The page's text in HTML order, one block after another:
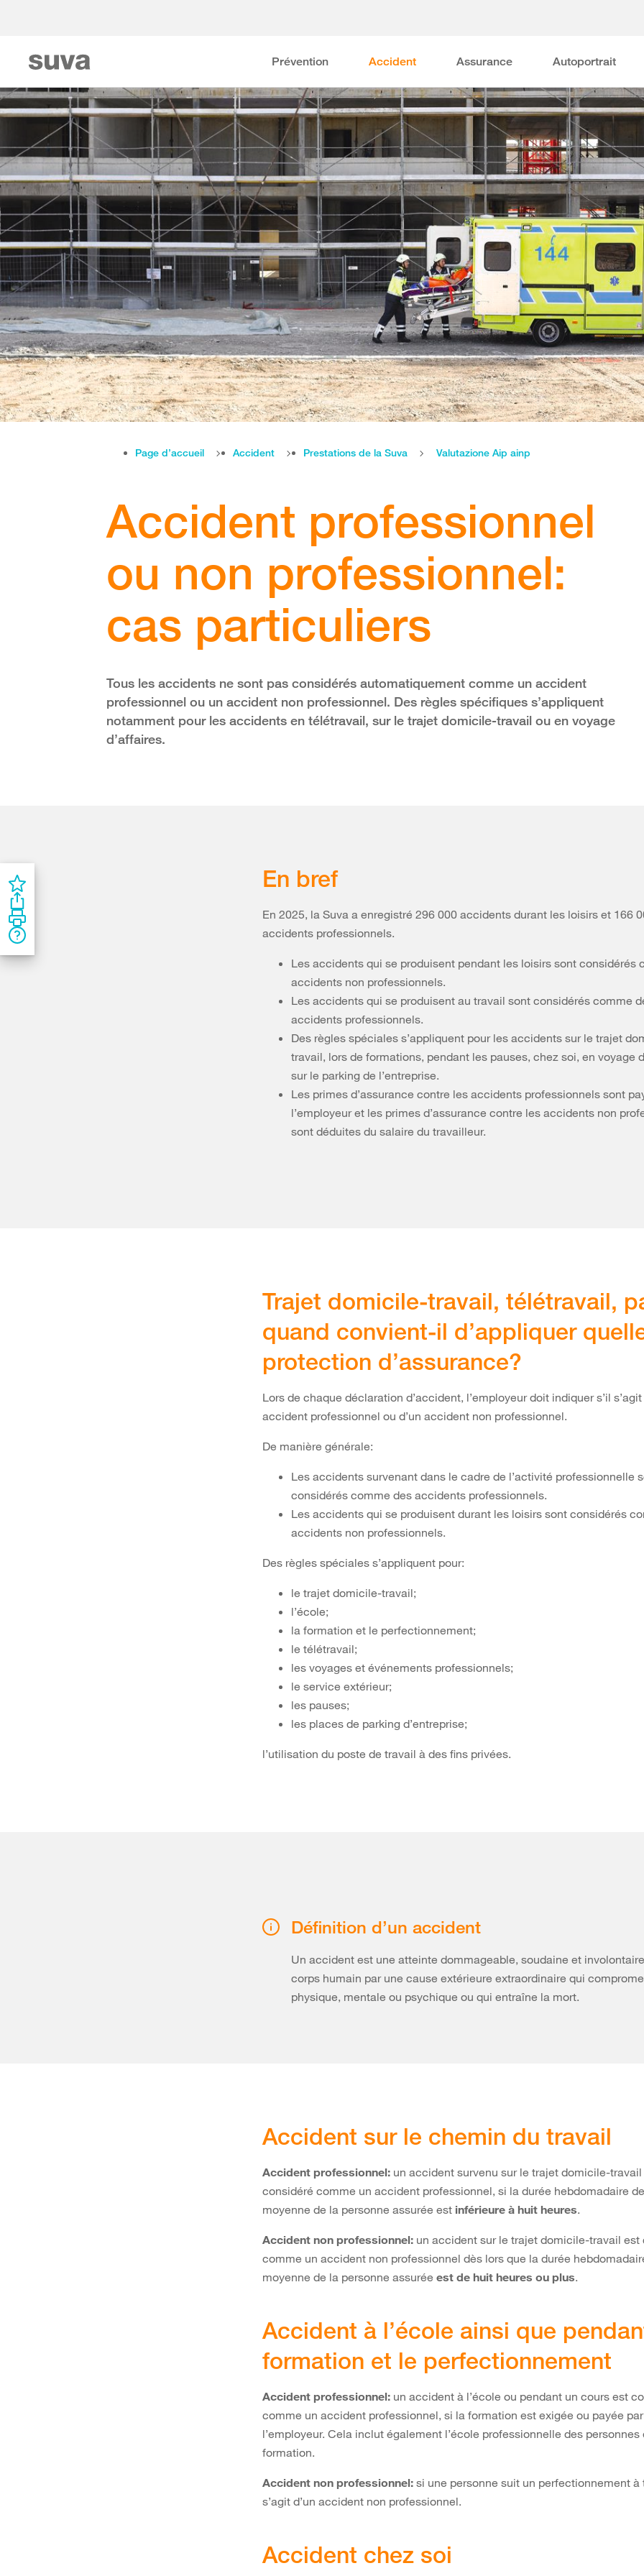
Prévention Accident Assurance Autoportrait
Page d’accueil Accident Prestations de la Suva Valutazione Aip ainp
Accident professionnel
ou non professionnel:
cas particuliers
Tous les accidents ne sont pas considérés automatiquement comme un accident
professionnel ou un accident non professionnel. Des règles spécifiques s’appliquent
notamment pour les accidents en télétravail, sur le trajet domicile-travail ou en voyage
d’affaires.
En bref
En 2025, la Suva a enregistré 296 000 accidents durant les loisirs et 166
accidents professionnels.
Les accidents qui se produisent pendant les loisirs sont considérés
accidents non professionnels.
Les accidents qui se produisent au travail sont considérés comme
accidents professionnels.
Des règles spéciales s’appliquent pour les accidents sur le trajet
travail, lors de formations, pendant les pauses, chez soi, en voyage
sur le parking de l’entreprise.
Les primes d’assurance contre les accidents professionnels sont
l’employeur et les primes d’assurance contre les accidents non
sont déduites du salaire du travailleur.
Trajet domicile-travail, télétravail,
quand convient-il d’appliquer
protection d’assurance?
Lors de chaque déclaration d’accident, l’employeur doit indiquer s’il s’agit
accident professionnel ou d’un accident non professionnel.
De manière générale:
Les accidents survenant dans le cadre de l’activité professionnelle
considérés comme des accidents professionnels.
Les accidents qui se produisent durant les loisirs sont considérés
accidents non professionnels.
Des règles spéciales s’appliquent pour:
le trajet domicile-travail;
l’école;
la formation et le perfectionnement;
le télétravail;
les voyages et événements professionnels;
le service extérieur;
les pauses;
les places de parking d’entreprise;
l’utilisation du poste de travail à des fins privées.
Définition d’un accident
Un accident est une atteinte dommageable, soudaine et
corps humain par une cause extérieure extraordinaire qui
physique, mentale ou psychique ou qui entraîne la mort.
Accident sur le chemin du travail
Accident professionnel: un accident survenu sur le trajet domicile-
considéré comme un accident professionnel, si la durée hebdomadaire
moyenne de la personne assurée est inférieure à huit heures.
Accident non professionnel: un accident sur le trajet domicile-travail est
comme un accident non professionnel dès lors que la durée
moyenne de la personne assurée est de huit heures ou plus.
Accident à l’école ainsi que
formation et le perfectionnement
Accident professionnel: un accident à l’école ou pendant un cours est
comme un accident professionnel, si la formation est exigée ou payée par
l’employeur. Cela inclut également l’école professionnelle des personnes
formation.
Accident non professionnel: si une personne suit un perfectionnement à
s’agit d’un accident non professionnel.
Accident chez soi